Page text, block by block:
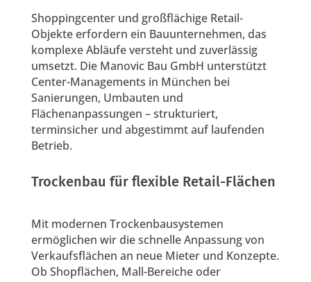
Shoppingcenter und großflächige Retail-
Objekte erfordern ein Bauunternehmen, das
komplexe Abläufe versteht und zuverlässig
umsetzt. Die Manovic Bau GmbH unterstützt
Center-Managements in München bei
Sanierungen, Umbauten und
Flächenanpassungen – strukturiert,
terminsicher und abgestimmt auf laufenden
Betrieb.
Trockenbau für flexible Retail-Flächen
Mit modernen Trockenbausystemen
ermöglichen wir die schnelle Anpassung von
Verkaufsflächen an neue Mieter und Konzepte.
Ob Shopflächen, Mall-Bereiche oder